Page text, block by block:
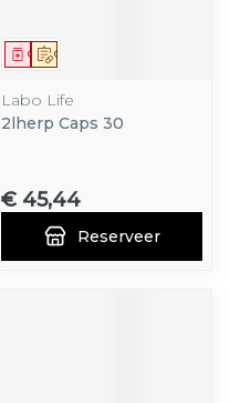
Op voorschrift
Geneesmiddel
Labo Life
2lherp Caps 30
€ 45,44
Reserveer